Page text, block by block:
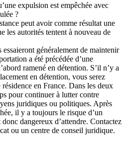
expulsion est empêchée avec
?
peut avoir comme résultat une
les autorités tentent à nouveau de
essaieront généralement de maintenir
a été précédée d’une
ramené en détention. S’il n’y a
en détention, vous serez
en France. Dans les deux
pour continuer à lutter contre
juridiques ou politiques. Après
il y a toujours le risque d’un
dangereux d’attendre. Contactez
ou un centre de conseil juridique.